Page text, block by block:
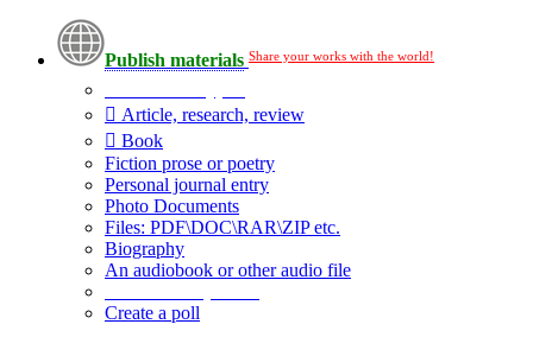
Publish materials Share your works with the world!
Article, research, review
Book
Fiction prose or poetry
Personal journal entry
Photo Documents
Files: PDF\DOC\RAR\ZIP etc.
Biography
An audiobook or other audio file
Create a poll